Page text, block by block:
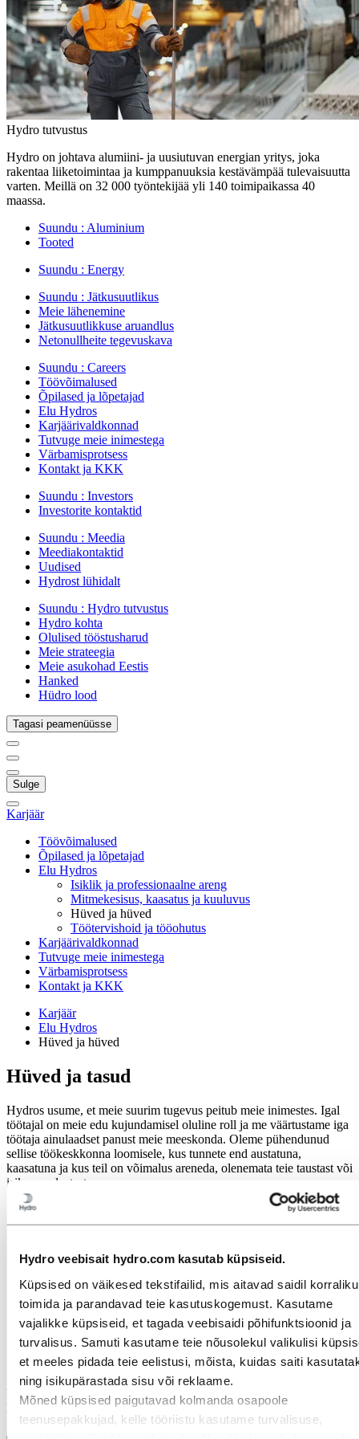
Hydro veebisait hydro.com kasutab küpsiseid.
Küpsised on väikesed tekstifailid, mis aitavad saidil
toimida ja parandavad teie kasutuskogemust. Kasutame
vajalikke küpsiseid, et tagada veebisaidi põhifunktsioonid ja
turvalisus. Samuti kasutame teie nõusolekul valikulisi
et meeles pidada teie eelistusi, mõista, kuidas saiti
ning isikupärastada sisu või reklaame.
Mõned küpsised paigutavad kolmanda osapoole
teenusepakkujad, kelle tööriistu kasutame turvalisuse,
Hydro tutvustus
Hydro on johtava alumiini- ja uusiutuvan energian yritys, joka
rakentaa liiketoimintaa ja kumppanuuksia kestävämpää tulevaisuutta
varten. Meillä on 32 000 työntekijää yli 140 toimipaikassa 40
maassa.
Suundu : Aluminium
Tooted
Suundu : Energy
Suundu : Jätkusuutlikus
Meie lähenemine
Jätkusuutlikkuse aruandlus
Netonullheite tegevuskava
Suundu : Careers
Töövõimalused
Õpilased ja lõpetajad
Elu Hydros
Karjäärivaldkonnad
Tutvuge meie inimestega
Värbamisprotsess
Kontakt ja KKK
Suundu : Investors
Investorite kontaktid
Suundu : Meedia
Meediakontaktid
Uudised
Hydrost lühidalt
Suundu : Hydro tutvustus
Hydro kohta
Olulised tööstusharud
Meie strateegia
Meie asukohad Eestis
Hanked
Hüdro lood
Tagasi peamenüüsse
Sulge
Karjäär
Töövõimalused
Õpilased ja lõpetajad
Elu Hydros
Isiklik ja professionaalne areng
Mitmekesisus, kaasatus ja kuuluvus
Hüved ja hüved
Töötervishoid ja tööohutus
Karjäärivaldkonnad
Tutvuge meie inimestega
Värbamisprotsess
Kontakt ja KKK
Karjäär
Elu Hydros
Hüved ja hüved
Hüved ja tasud
Hydros usume, et meie suurim tugevus peitub meie inimestes. Igal
töötajal on meie edu kujundamisel oluline roll ja me väärtustame iga
töötaja ainulaadset panust meie meeskonda. Oleme pühendunud
sellise töökeskkonna loomisele, kus tunnete end austatuna,
kaasatuna ja kus teil on võimalus areneda, olenemata teie taustast või
isikuomadustest.
Seepärast põhineb meie töötasustamise filosoofia turu
konkurentsivõimel, läbipaistvusel, tulemuslikkusel ja terviklikul
lähenemisel, mis arvestab teie kui töötaja üldist heaolu ja arengut.